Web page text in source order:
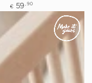
Normale
prijs
€ 59 ,90